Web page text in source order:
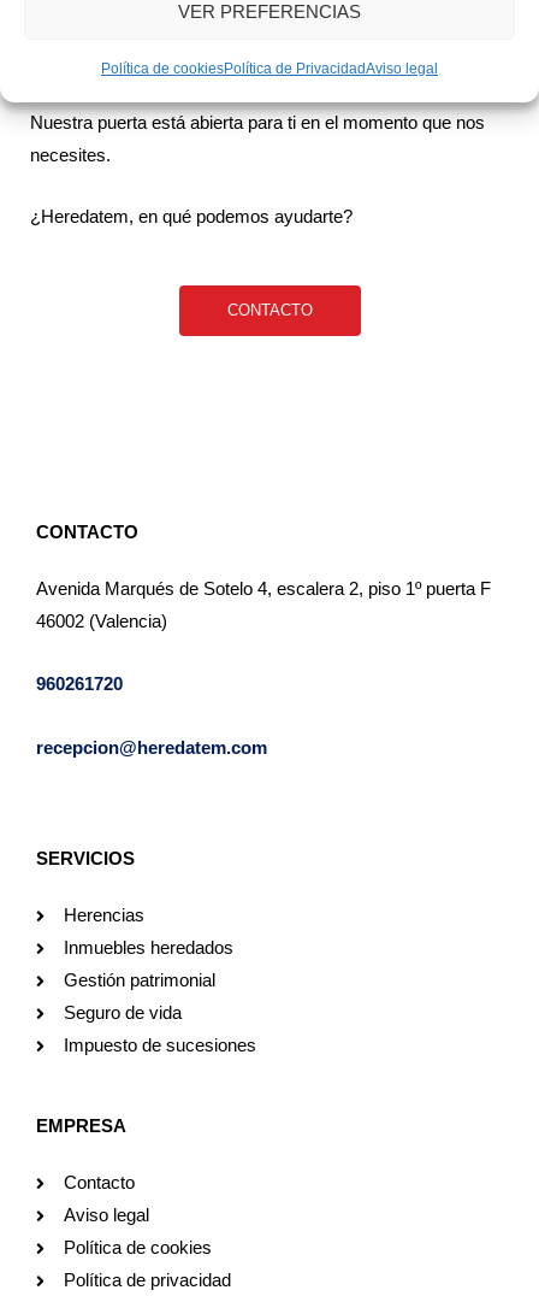
VER PREFERENCIAS
Política de cookiesPolítica de PrivacidadAviso legal
planificar la tuya para que, en un futuro, tus herederos no se
Nuestra puerta está abierta para ti en el momento que nos
necesites.
¿Heredatem, en qué podemos ayudarte?
CONTACTO
CONTACTO
Avenida Marqués de Sotelo 4, escalera 2, piso 1º puerta F
46002 (Valencia)
960261720
recepcion@heredatem.com
SERVICIOS
Herencias
Inmuebles heredados
Gestión patrimonial
Seguro de vida
Impuesto de sucesiones
EMPRESA
Contacto
Aviso legal
Política de cookies
Política de privacidad